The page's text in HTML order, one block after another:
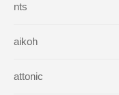
nts
aikoh
attonic